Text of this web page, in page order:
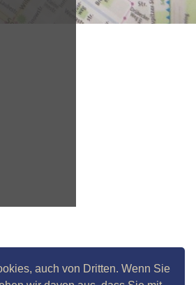
auch von Dritten. Wenn Sie